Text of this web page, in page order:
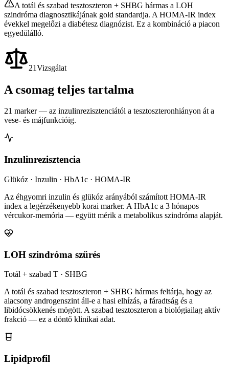
A totál és szabad tesztoszteron + SHBG hármas a LOH
szindróma diagnosztikájának gold standardja. A HOMA-IR index
évekkel megelőzi a diabétesz diagnózist. Ez a kombináció a piacon
egyedülálló.
21Vizsgálat
A csomag teljes tartalma
21 marker — az inzulinrezisztenciától a tesztoszteronhiányon át a
vese- és májfunkcióig.
Inzulinrezisztencia
Glükóz · Inzulin · HbA1c · HOMA-IR
Az éhgyomri inzulin és glükóz arányából számított HOMA-IR
index a legérzékenyebb korai marker. A HbA1c a 3 hónapos
vércukor-memória — együtt mérik a metabolikus szindróma alapját.
LOH szindróma szűrés
Totál + szabad T · SHBG
A totál és szabad tesztoszteron + SHBG hármas feltárja, hogy az
alacsony androgenszint áll-e a hasi elhízás, a fáradtság és a
libidócsökkenés mögött. A szabad tesztoszteron a biológiailag aktív
frakció — ez a döntő klinikai adat.
Lipidprofil